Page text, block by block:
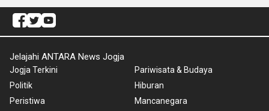
Jelajahi ANTARA News Jogja
Jogja Terkini
Politik
Peristiwa
Pariwisata & Budaya
Hiburan
Mancanegara